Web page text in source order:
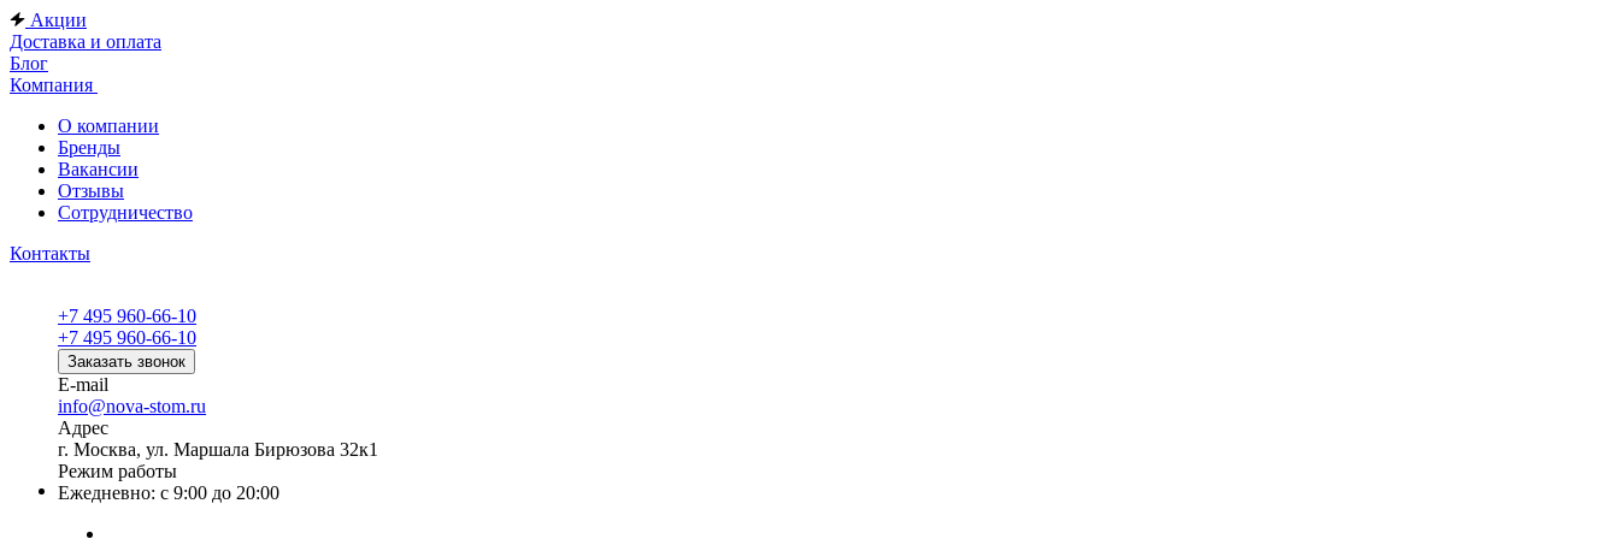
Акции
Доставка и оплата
Блог
Компания
О компании
Бренды
Вакансии
Отзывы
Сотрудничество
Контакты
+7 495 960-66-10
+7 495 960-66-10
Заказать звонок
E-mail
info@nova-stom.ru
Адрес
г. Москва, ул. Маршала Бирюзова 32к1
Режим работы
Ежедневно: с 9:00 до 20:00